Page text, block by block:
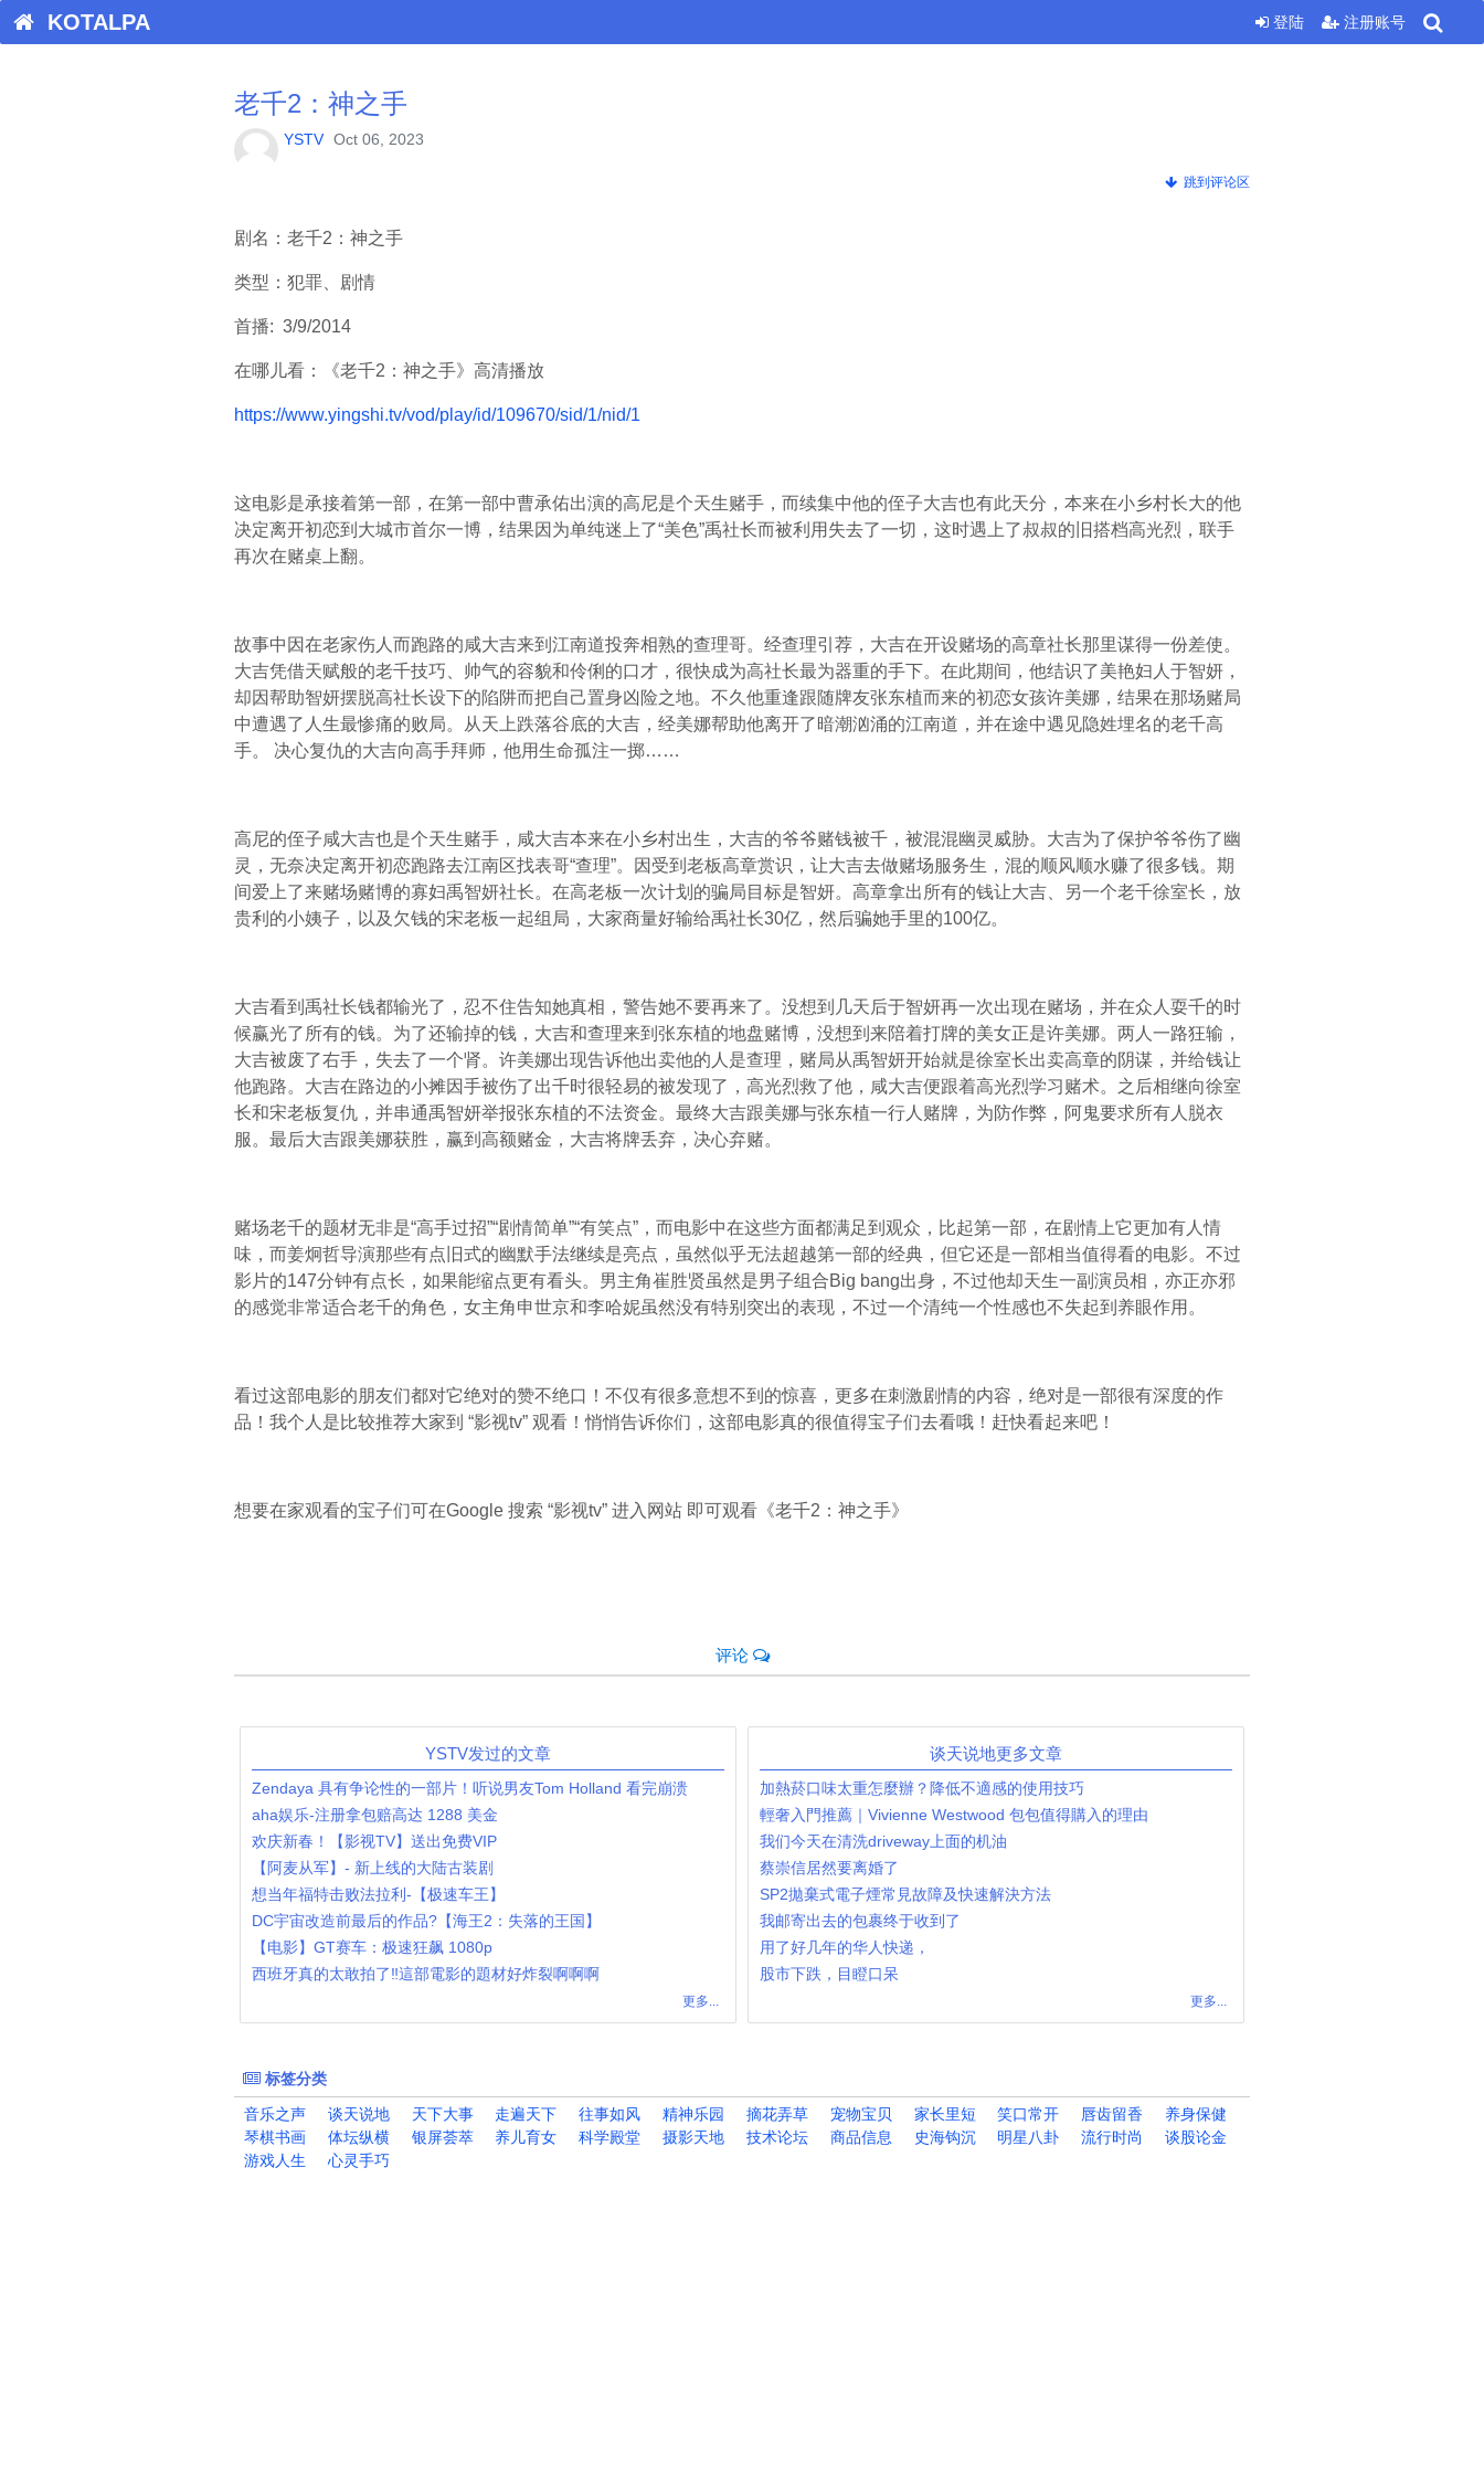
KOTALPA 登陆 注册账号
老千2：神之手
YSTV Oct 06, 2023
跳到评论区
剧名：老千2：神之手
类型： 犯罪、剧情
首播: ​​ 3/9/2014
在哪儿看：《老千2：神之手》高清播放
https://www.yingshi.tv/vod/play/id/109670/sid/1/nid/1
这电影是承接着第一部，在第一部中曹承佑出演的高尼是个天生赌手，而续集中他的侄子大吉也有此天分，本来在小乡村长大的他
决定离开初恋到大城市首尔一博，结果因为单纯迷上了“美色”禹社长而被利用失去了一切，这时遇上了叔叔的旧搭档高光烈，联手
再次在赌桌上翻。
故事中因在老家伤人而跑路的咸大吉来到江南道投奔相熟的查理哥。经查理引荐，大吉在开设赌场的高章社长那里谋得一份差使。
大吉凭借天赋般的老千技巧、帅气的容貌和伶俐的口才，很快成为高社长最为器重的手下。在此期间，他结识了美艳妇人于智妍，
却因帮助智妍摆脱高社长设下的陷阱而把自己置身凶险之地。不久他重逢跟随牌友张东植而来的初恋女孩许美娜，结果在那场赌局
中遭遇了人生最惨痛的败局。从天上跌落谷底的大吉，经美娜帮助他离开了暗潮汹涌的江南道，并在途中遇见隐姓埋名的老千高
手。 决心复仇的大吉向高手拜师，他用生命孤注一掷……
高尼的侄子咸大吉也是个天生赌手，咸大吉本来在小乡村出生，大吉的爷爷赌钱被千，被混混幽灵威胁。大吉为了保护爷爷伤了幽
灵，无奈决定离开初恋跑路去江南区找表哥“查理”。因受到老板高章赏识，让大吉去做赌场服务生，混的顺风顺水赚了很多钱。期
间爱上了来赌场赌博的寡妇禹智妍社长。在高老板一次计划的骗局目标是智妍。高章拿出所有的钱让大吉、另一个老千徐室长，放
贵利的小姨子，以及欠钱的宋老板一起组局，大家商量好输给禹社长30亿，然后骗她手里的100亿。
大吉看到禹社长钱都输光了，忍不住告知她真相，警告她不要再来了。没想到几天后于智妍再一次出现在赌场，并在众人耍千的时
候赢光了所有的钱。为了还输掉的钱，大吉和查理来到张东植的地盘赌博，没想到来陪着打牌的美女正是许美娜。两人一路狂输，
大吉被废了右手，失去了一个肾。许美娜出现告诉他出卖他的人是查理，赌局从禹智妍开始就是徐室长出卖高章的阴谋，并给钱让
他跑路。大吉在路边的小摊因手被伤了出千时很轻易的被发现了，高光烈救了他，咸大吉便跟着高光烈学习赌术。之后相继向徐室
长和宋老板复仇，并串通禹智妍举报张东植的不法资金。最终大吉跟美娜与张东植一行人赌牌，为防作弊，阿鬼要求所有人脱衣
服。最后大吉跟美娜获胜，赢到高额赌金，大吉将牌丢弃，决心弃赌。
赌场老千的题材无非是“高手过招”“剧情简单”“有笑点”，而电影中在这些方面都满足到观众，比起第一部，在剧情上它更加有人情
味，而姜炯哲导演那些有点旧式的幽默手法继续是亮点，虽然似乎无法超越第一部的经典，但它还是一部相当值得看的电影。不过
影片的147分钟有点长，如果能缩点更有看头。男主角崔胜贤虽然是男子组合Big bang出身，不过他却天生一副演员相，亦正亦邪
的感觉非常适合老千的角色，女主角申世京和李哈妮虽然没有特别突出的表现，不过一个清纯一个性感也不失起到养眼作用。
看过这部电影的朋友们都对它绝对的赞不绝口！不仅有很多意想不到的惊喜，更多在刺激剧情的内容，绝对是一部很有深度的作
品！我个人是比较推荐大家到 “影视tv” 观看！悄悄告诉你们，这部电影真的很值得宝子们去看哦！赶快看起来吧！
想要在家观看的宝子们可在Google 搜索 “影视tv” 进入网站 即可观看《老千2：神之手》
评论
YSTV发过的文章
Zendaya 具有争论性的一部片！听说男友Tom Holland 看完崩溃
aha娱乐-注册拿包赔高达 1288 美金
欢庆新春！【影视TV】送出免费VIP
【阿麦从军】- 新上线的大陆古装剧
想当年福特击败法拉利-【极速车王】
DC宇宙改造前最后的作品?【海王2：失落的王国】
【电影】GT赛车：极速狂飙 1080p
西班牙真的太敢拍了‼️這部電影的題材好炸裂啊啊啊
更多...
谈天说地更多文章
加熱菸口味太重怎麼辦？降低不適感的使用技巧
輕奢入門推薦｜Vivienne Westwood 包包值得購入的理由
我们今天在清洗driveway上面的机油
蔡崇信居然要离婚了
SP2拋棄式電子煙常見故障及快速解決方法
我邮寄出去的包裹终于收到了
用了好几年的华人快递，
股市下跌，目瞪口呆
更多...
标签分类
音乐之声
谈天说地 天下大事 走遍天下 往事如风 精神乐园 摘花弄草 宠物宝贝 家长里短 笑口常开 唇齿留香
养身保健
琴棋书画
体坛纵横 银屏荟萃 养儿育女 科学殿堂 摄影天地 技术论坛 商品信息 史海钩沉 明星八卦 流行时尚
谈股论金
游戏人生
心灵手巧